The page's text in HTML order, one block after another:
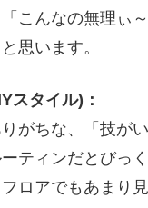
こんなの無理ぃ
思います。
スタイル)：
がちな、「技が
ティンだとびっ
ロアでもあまり